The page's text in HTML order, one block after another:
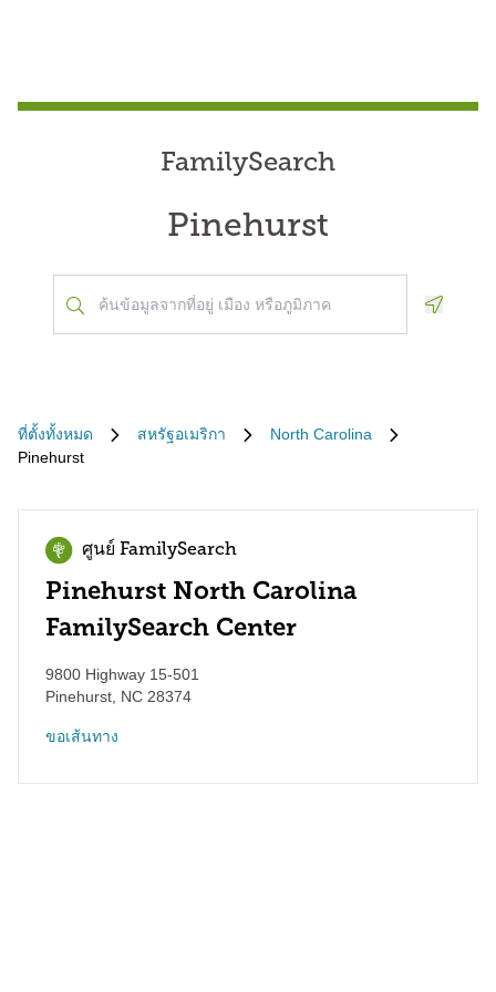
FamilySearch
Pinehurst
ที่ตั้งทั้งหมด สหรัฐอเมริกา
North Carolina
Pinehurst
ศูนย์ FamilySearch
Pinehurst North Carolina
FamilySearch Center
9800 Highway 15-501
Pinehurst NC 28374
ขอเส้นทาง